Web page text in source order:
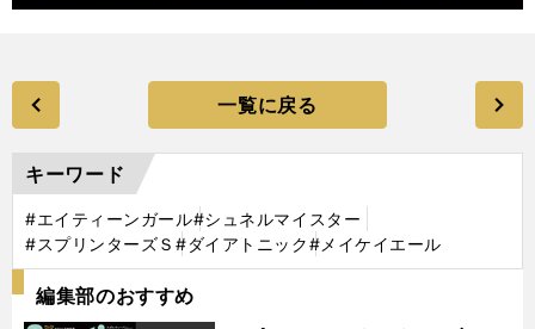
一覧に戻る
キーワード
#エイティーンガール#シュネルマイスター
#スプリンターズＳ#ダイアトニック#メイケイエール
編集部のおすすめ